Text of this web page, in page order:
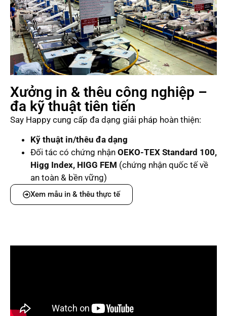
Xưởng in & thêu công nghiệp –
đa kỹ thuật tiên tiến
Say Happy cung cấp đa dạng giải pháp hoàn thiện:
Kỹ thuật in/thêu đa dạng
Đối tác có chứng nhận OEKO-TEX Standard 100,
Higg Index, HIGG FEM (chứng nhận quốc tế về
an toàn & bền vững)
Xem mẫu in & thêu thực tế